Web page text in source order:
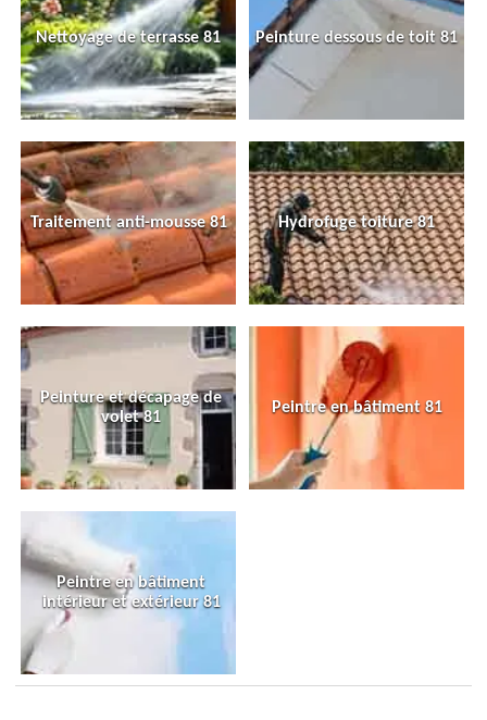
Nettoyage de terrasse 81 Peinture dessous de toit 81
Traitement anti-mousse 81 Hydrofuge toiture 81
Peinture et décapage de
volet 81
Peintre en bâtiment 81
Peintre en bâtiment
intérieur et extérieur 81